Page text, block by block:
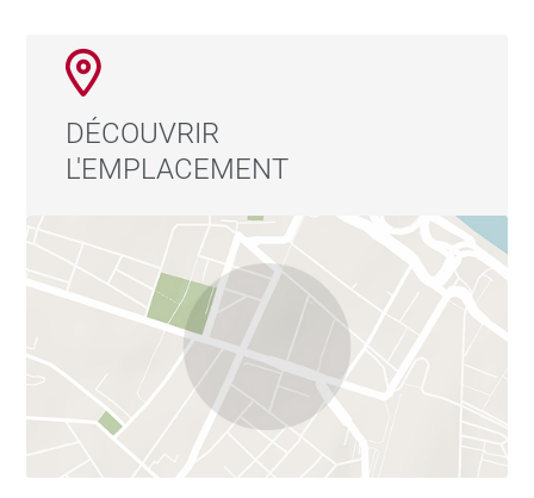
aménagée, d’une terrasse ou d’un balcon et des
prestations « Signature » : des matériaux et
équipements soigneusement sélectionnés, gages de
qualité. Honoraires à la charge du vendeur
DÉCOUVRIR
L'EMPLACEMENT